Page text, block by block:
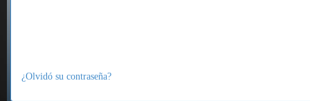
¿Olvidó su contraseña?